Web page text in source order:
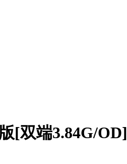
[双端3.84G/OD]